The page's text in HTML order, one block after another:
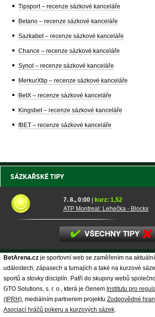
Tipsport – recenze sázkové kanceláře
Betano – recenze sázkové kanceláře
Sazkabet – recenze sázkové kanceláře
Chance – recenze sázkové kanceláře
Synot – recenze sázkové kanceláře
MerkurXtip – recenze sázkové kanceláře
BetX – recenze sázkové kanceláře
Kingsbet – recenze sázkové kanceláře
fBET – recenze sázkové kanceláře
SÁZKAŘSKÉ TIPY
7. 8., 0:00
kurz: 1,52
ATP Montreal: Lehečka - Blockx
BetArena.cz je sportovní web se zaměřením na
událostech, zápasech a turnajích a také na kurzové
sportů a stovky disciplín. Patří do skupiny webů
GTO Solutions, s. r. o., která je členem Institutu pro
(IPRH), mediálním partnerem projektu Zodpovědné
Asociací hráčů pokeru a kurzových sázek.